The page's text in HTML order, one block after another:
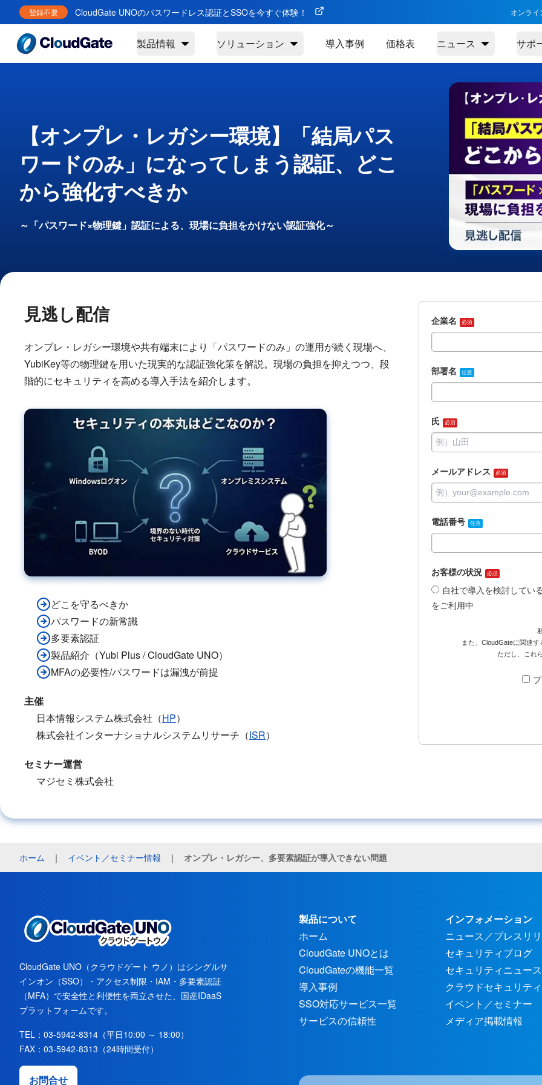
登録不要 CloudGate UNOのパスワードレス認証とSSOを今すぐ体験！ オンラ
製品情報 ソリューション 導入事例 価格表 ニュース サポ
【オンプレ・レガシー環境】「結局パス
ワードのみ」になってしまう認証、どこ
から強化すべきか
～「パスワード×物理鍵」認証による、現場に負担をかけない認証強化～
見逃し配信
オンプレ・レガシー環境や共有端末により「パスワードのみ」の運用が続く現場へ、
YubiKey等の物理鍵を用いた現実的な認証強化策を解説。現場の負担を抑えつつ、段
階的にセキュリティを高める導入手法を紹介します。
どこを守るべきか
パスワードの新常識
多要素認証
製品紹介（Yubi Plus / CloudGate UNO）
MFAの必要性/パスワードは漏洩が前提
主催
日本情報システム株式会社（HP）
株式会社インターナショナルシステムリサーチ（ISR）
セミナー運営
マジセミ株式会社
企業名 必須
部署名 任意
氏 必須
メールアドレス 必須
電話番号 任意
お客様の状況 必須
自社で導入を検討してい
をご利用中
また、CloudGateに関連
ただし、これ
ホーム ｜ イベント／セミナー情報 ｜ オンプレ・レガシー、多要素認証が導入できない問題
CloudGate UNO（クラウドゲート ウノ）はシングルサ
インオン（SSO）・アクセス制限・IAM・多要素認証
（MFA）で安全性と利便性を両立させた、国産IDaaS
プラットフォームです。
TEL： 03-5942-8314 （平日10:00 ～ 18:00）
FAX： 03-5942-8313 （24時間受付）
お問合せ
製品について
ホーム
CloudGate UNOとは
CloudGateの機能一覧
導入事例
SSO対応サービス一覧
サービスの信頼性
インフォメーション
ニュース／プレスリ
セキュリティブログ
セキュリティニュース
クラウドセキュリテ
イベント／セミナー
メディア掲載情報